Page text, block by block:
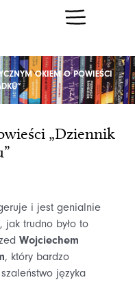
OKIEM O POWIEŚCI
„Dziennik
i jest genialnie
trudno było to
Wojciechem
, który bardzo
języka